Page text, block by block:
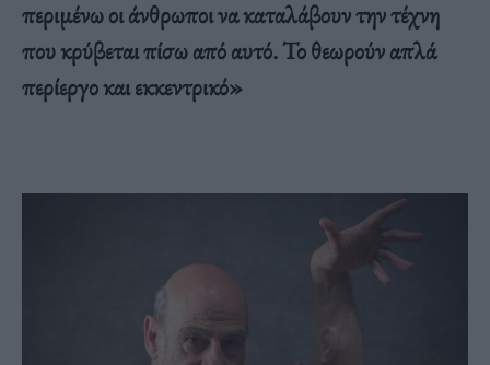
περιμένω οι άνθρωποι να καταλάβουν την τέχνη
που κρύβεται πίσω από αυτό. Το θεωρούν απλά
περίεργο και εκκεντρικό»